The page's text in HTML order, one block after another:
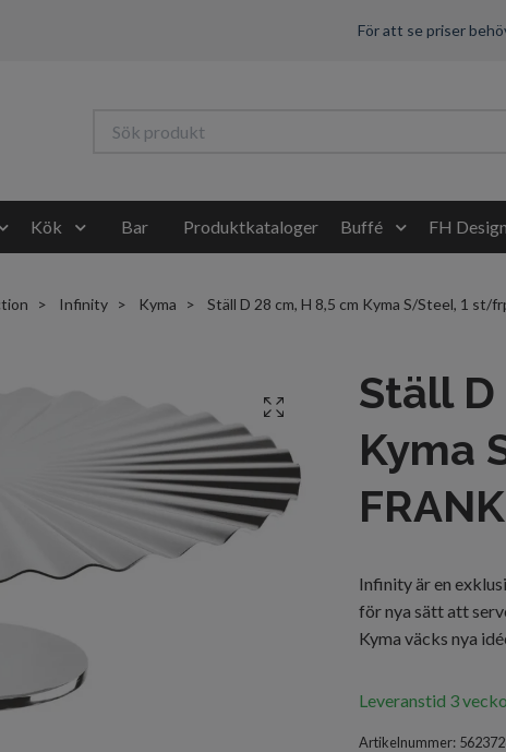
För att se priser
Kök Bar Produktkataloger Buffé FH
Infinity Kyma Ställ D 28 cm, H 8,5 cm Kyma S/Steel, 1 st/
Ställ D
Kyma
Infinity är en
för nya sätt att
Kyma väcks nya
Leveranstid 3
Artikelnummer: